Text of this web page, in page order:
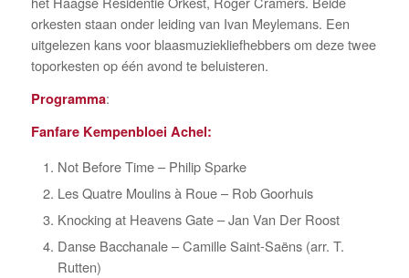
orkesten staan onder leiding van Ivan Meylemans. Een
uitgelezen kans voor blaasmuziekliefhebbers om deze twee
toporkesten op één avond te beluisteren.
Programma:
Fanfare Kempenbloei Achel:
Not Before Time – Philip Sparke
Les Quatre Moulins à Roue – Rob Goorhuis
Knocking at Heavens Gate – Jan Van Der Roost
Danse Bacchanale – Camille Saint-Saëns (arr. T.
Rutten)